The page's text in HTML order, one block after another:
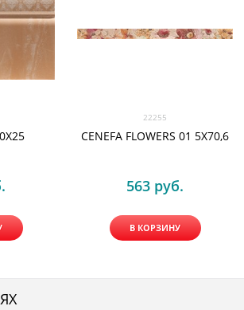
22255
CENEFA FLOWERS 01 5X70,6
563 руб.
В КОРЗИНУ